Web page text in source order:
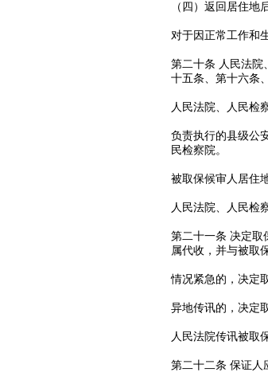
（四）返回居住地
对于因正常工作和
第二十条 人民法院
十五条、第十六条
人民法院、人民检
负责执行的县级公
民检察院。
被取保候审人居住
人民法院、人民检
第二十一条 决定取
属代收，并与被取
情况紧急的，决定
异地传讯的，决定
人民法院传讯被取
第二十二条 保证人